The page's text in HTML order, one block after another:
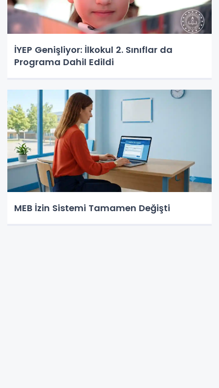
İYEP Genişliyor: İlkokul 2. Sınıflar da
Programa Dahil Edildi
MEB İzin Sistemi Tamamen Değişti